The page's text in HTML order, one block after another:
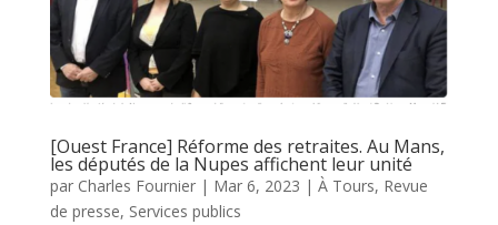
[Ouest France] Réforme des retraites. Au Mans,
les députés de la Nupes affichent leur unité
par Charles Fournier| Mar 6, 2023 | À Tours, Revue
de presse, Services publics